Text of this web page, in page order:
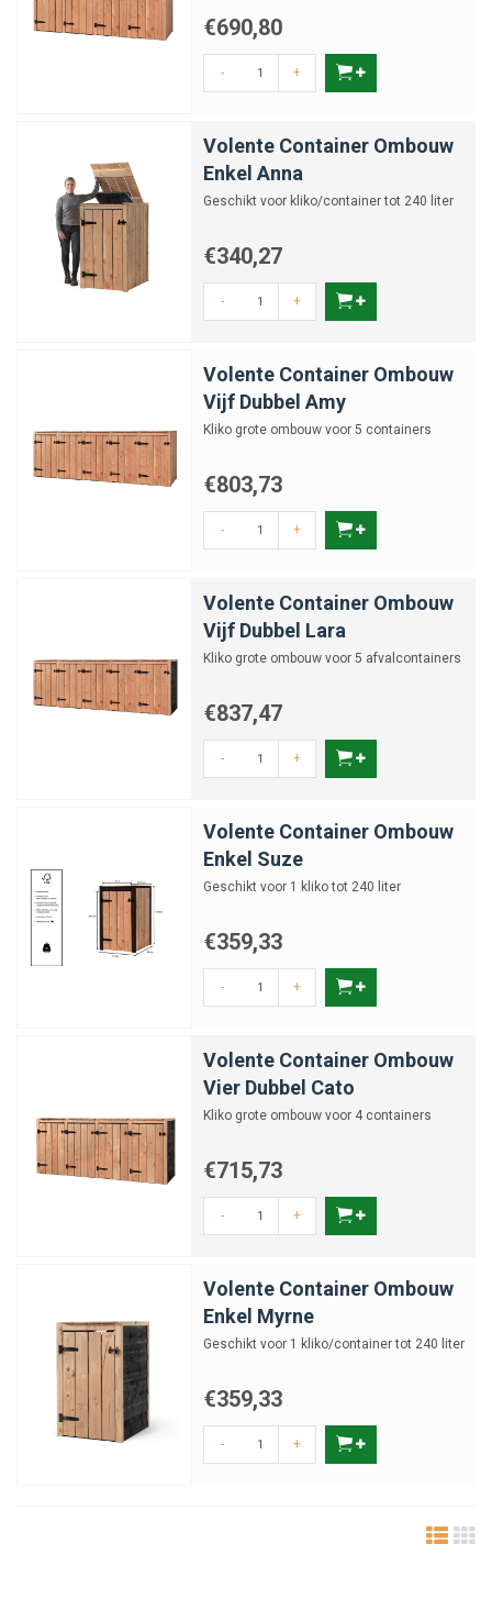
€690,80
- +
Volente Container Ombouw
Enkel Anna
Geschikt voor kliko/container tot 240 liter
€340,27
- +
Volente Container Ombouw
Vijf Dubbel Amy
Kliko grote ombouw voor 5 containers
€803,73
- +
Volente Container Ombouw
Vijf Dubbel Lara
Kliko grote ombouw voor 5 afvalcontainers
€837,47
- +
Volente Container Ombouw
Enkel Suze
Geschikt voor 1 kliko tot 240 liter
€359,33
- +
Volente Container Ombouw
Vier Dubbel Cato
Kliko grote ombouw voor 4 containers
€715,73
- +
Volente Container Ombouw
Enkel Myrne
Geschikt voor 1 kliko/container tot 240 liter
€359,33
- +